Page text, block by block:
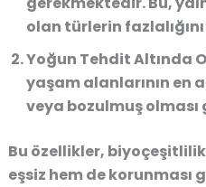
olan türlerin
Yoğun Tehdit Altında
yaşam alanlarının en
veya bozulmuş olması
Bu özellikler,
eşsiz hem de korunması